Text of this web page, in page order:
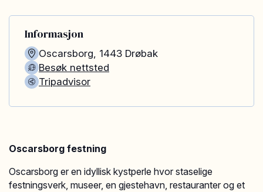
Oscarsborg festning
Oscarsborg er en idyllisk kystperle hvor staselige
festningsverk, museer, en gjestehavn, restauranter og et
Informasjon
Oscarsborg, 1443 Drøbak
Besøk nettsted
Tripadvisor